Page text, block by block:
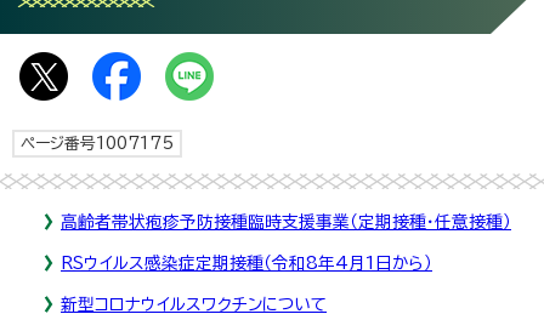
ページ番号1007175
高齢者帯状疱疹予防接種臨時支援事業（定期接種・任意接種）
RSウイルス感染症定期接種（令和8年4月1日から）
新型コロナウイルスワクチンについて